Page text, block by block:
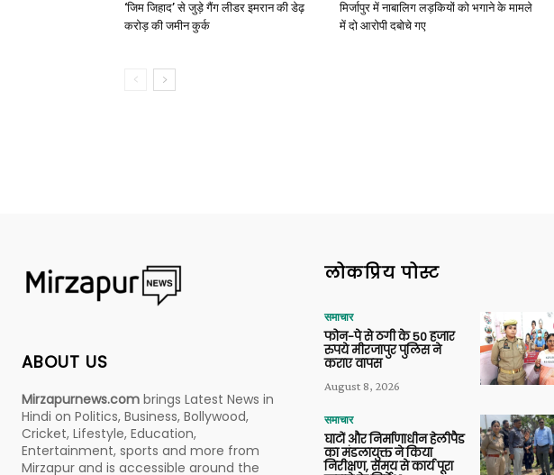
‘जिम जिहाद’ से जुड़े गैंग लीडर इमरान की डेढ़
करोड़ की जमीन कुर्क
मिर्जापुर में नाबालिग लड़कियों को भगाने के मामले
में दो आरोपी दबोचे गए
ABOUT US
Mirzapurnews.com brings Latest News in
Hindi on Politics, Business, Bollywood,
Cricket, Lifestyle, Education,
Entertainment, sports and more from
Mirzapur and is accessible around the
लोकप्रिय पोस्ट
समाचार
फोन-पे से ठगी के 50 हजार
रुपये मीरजापुर पुलिस ने
कराए वापस
August 8, 2026
समाचार
घाटों और निर्माणाधीन हेलीपैड
का मंडलायुक्त ने किया
निरीक्षण, समय से कार्य पूरा